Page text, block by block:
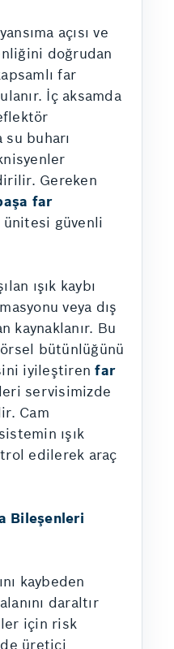
açısı ve
doğrudan
far
İç aksamda
su buharı
Gereken
far
güvenli
ışık kaybı
veya dış
kaynaklanır. Bu
bütünlüğünü
iyileştirenfar
servisimizde
Cam
ışık
edilerek araç
Bileşenleri
kaybeden
daraltır
için risk
üretici